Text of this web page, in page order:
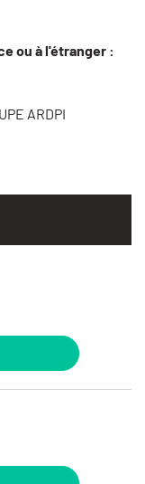
ou à l'étranger :
ARDPI